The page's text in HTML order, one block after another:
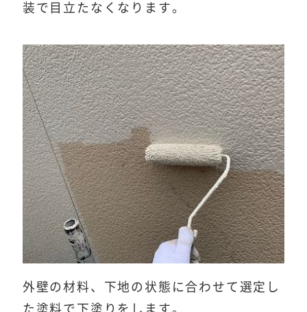
装で目立たなくなります。
外壁の材料、下地の状態に合わせて選定し
た塗料で下塗りをします。